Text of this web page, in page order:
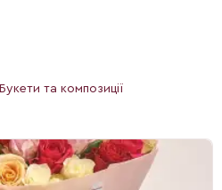
Букети та композиції